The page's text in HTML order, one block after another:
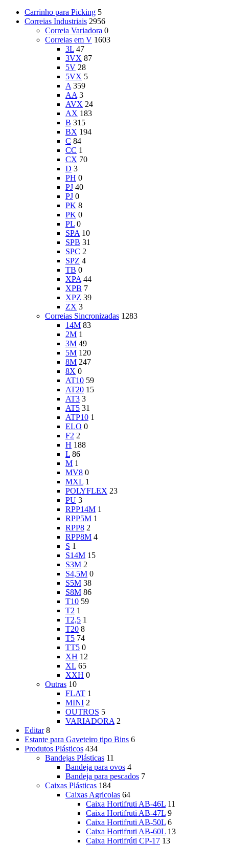
Carrinho para Picking 5
Correias Industriais 2956
Correia Variadora 0
Correias em V 1603
3L 47
3VX 87
5V 28
5VX 5
A 359
AA 3
AVX 24
AX 183
B 315
BX 194
C 84
CC 1
CX 70
D 3
PH 0
PJ 40
PJ 0
PK 8
PK 0
PL 0
SPA 10
SPB 31
SPC 2
SPZ 4
TB 0
XPA 44
XPB 7
XPZ 39
ZX 3
Correias Sincronizadas 1283
14M 83
2M 1
3M 49
5M 120
8M 247
8X 0
AT10 59
AT20 15
AT3 3
AT5 31
ATP10 1
ELO 0
F2 2
H 188
L 86
M 1
MV8 0
MXL 1
POLYFLEX 23
PU 3
RPP14M 1
RPP5M 1
RPP8 2
RPP8M 4
S 1
S14M 15
S3M 2
S4,5M 0
S5M 38
S8M 86
T10 59
T2 1
T2,5 1
T20 8
T5 74
TT5 0
XH 12
XL 65
XXH 0
Outras 10
FLAT 1
MINI 2
OUTROS 5
VARIADORA 2
Editar 8
Estante para Gaveteiro tipo Bins 6
Produtos Plásticos 434
Bandejas Plásticas 11
Bandeja para ovos 4
Bandeja para pescados 7
Caixas Plásticas 184
Caixas Agricolas 64
Caixa Hortifruti AB-46L 11
Caixa Hortifruti AB-47L 9
Caixa Hortifruti AB-50L 6
Caixa Hortifruti AB-60L 13
Caixa Hortifrúti CP-17 13